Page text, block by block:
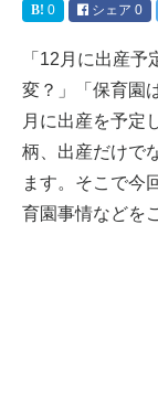
0
シェア 0
「12月に出産
変？」「保育園
月に出産を予定
柄、出産だけで
ます。そこで今
育園事情などを